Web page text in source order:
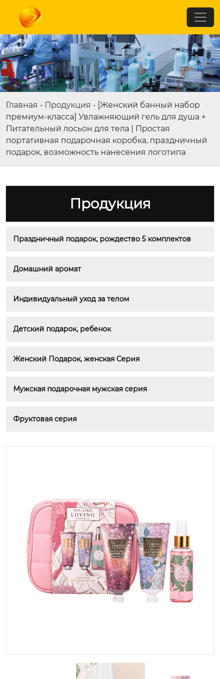
Главная - Продукция - [Женский банный набор
премиум-класса] Увлажняющий гель для душа +
Питательный лосьон для тела | Простая
портативная подарочная коробка, праздничный
подарок, возможность нанесения логотипа
Продукция
Праздничный подарок, рождество 5 комплектов
Домашний аромат
Индивидуальный уход за телом
Детский подарок, ребенок
Женский Подарок, женская Серия
Мужская подарочная мужская серия
Фруктовая серия